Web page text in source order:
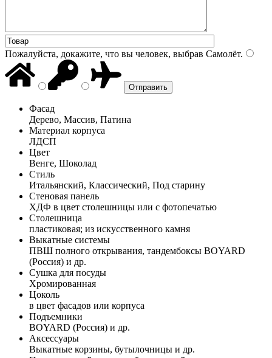
Пожалуйста, докажите, что вы человек, выбрав Самолёт.
Фасад
Дерево, Массив, Патина
Материал корпуса
ЛДСП
Цвет
Венге, Шоколад
Стиль
Итальянский, Классический, Под старину
Стеновая панель
ХДФ в цвет столешницы или с фотопечатью
Столешница
пластиковая; из искусственного камня
Выкатные системы
ПВШ полного открывания, тандембоксы BOYARD
(Россия) и др.
Сушка для посуды
Хромированная
Цоколь
в цвет фасадов или корпуса
Подъемники
BOYARD (Россия) и др.
Аксессуары
Выкатные корзины, бутылочницы и др.